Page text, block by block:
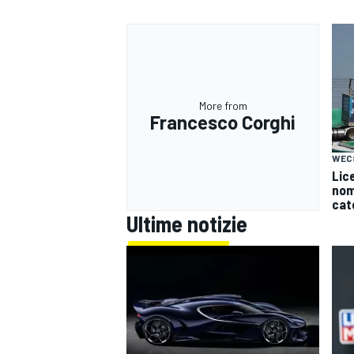
More from
Francesco Corghi
WEC
Ultime notizie